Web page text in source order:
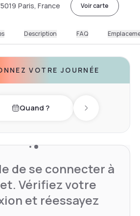
Paris, France Voir carte
Description FAQ
VOTRE JOURNÉE
dayQuand ? Next day
de se connecter à
Vérifiez votre
et réessayez